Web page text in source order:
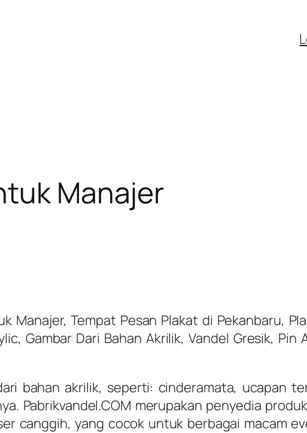
Manajer
Manajer, Tempat Pesan Plakat di Pekanbaru,
Gambar Dari Bahan Akrilik, Vandel Gresik, Pin
bahan akrilik, seperti: cinderamata, ucapan
Pabrikvandel.COM merupakan penyedia
canggih, yang cocok untuk berbagai macam